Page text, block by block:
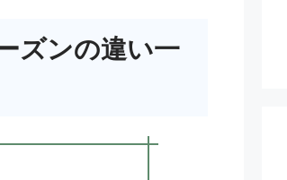
ズンの違い一